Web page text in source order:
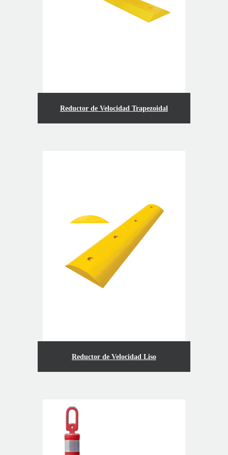
Reductor de Velocidad Trapezoidal
Reductor de Velocidad Liso